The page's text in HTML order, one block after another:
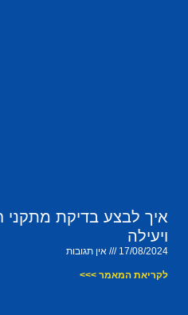
איך לבצע בדיקת
ויעילה
17/08/2024 אין תגובות
לקריאת המאמר >>>